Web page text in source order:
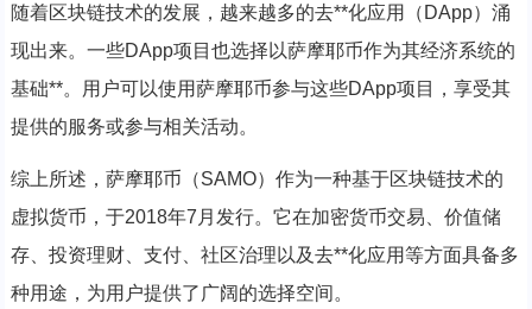
随着区块链技术的发展，越来越多的去**化应用（DApp）涌
现出来。一些DApp项目也选择以萨摩耶币作为其经济系统的
基础**。用户可以使用萨摩耶币参与这些DApp项目，享受其
提供的服务或参与相关活动。
综上所述，萨摩耶币（SAMO）作为一种基于区块链技术的
虚拟货币，于2018年7月发行。它在加密货币交易、价值储
存、投资理财、支付、社区治理以及去**化应用等方面具备多
种用途，为用户提供了广阔的选择空间。